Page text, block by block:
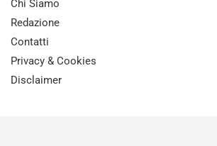
Chi Siamo
Redazione
Contatti
Privacy & Cookies
Disclaimer